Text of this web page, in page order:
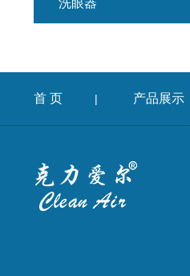
洗眼器
首 页 | 产品展示